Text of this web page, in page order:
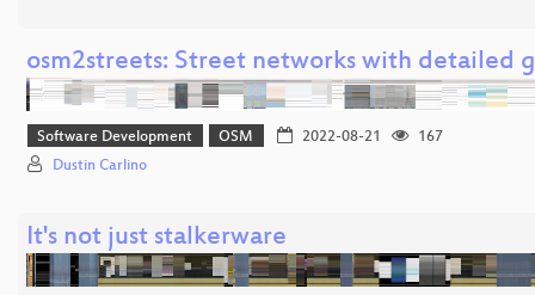
osm2streets: Street networks with detailed
Software Development OSM 2022-08-21
167
Dustin Carlino
It's not just stalkerware